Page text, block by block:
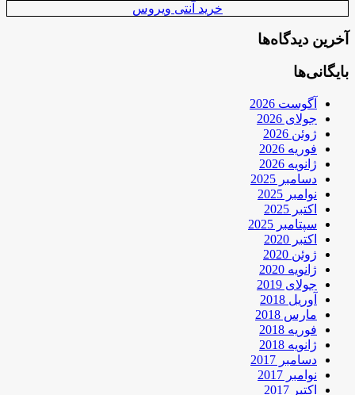
خرید آنتی ویروس
آخرین دیدگاه‌ها
بایگانی‌ها
آگوست 2026
جولای 2026
ژوئن 2026
فوریه 2026
ژانویه 2026
دسامبر 2025
نوامبر 2025
اکتبر 2025
سپتامبر 2025
اکتبر 2020
ژوئن 2020
ژانویه 2020
جولای 2019
آوریل 2018
مارس 2018
فوریه 2018
ژانویه 2018
دسامبر 2017
نوامبر 2017
اکتبر 2017